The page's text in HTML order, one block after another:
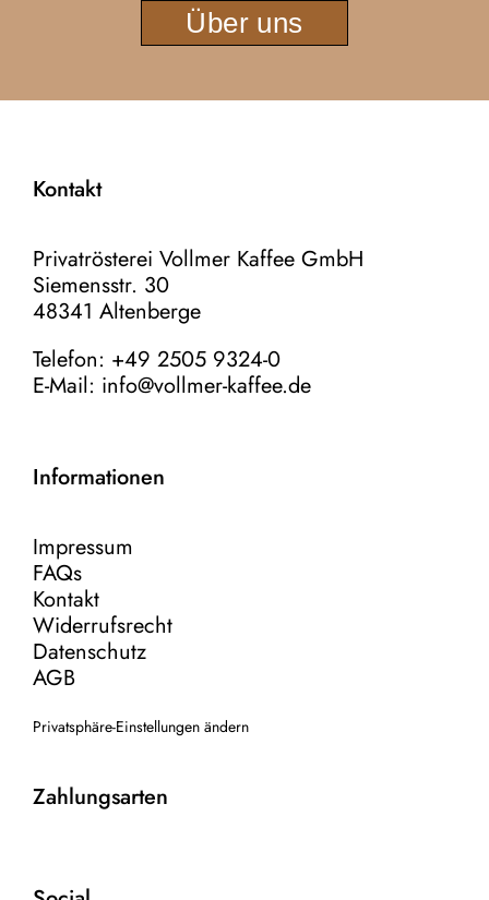
Über uns
Kontakt
Privatrösterei Vollmer Kaffee GmbH
Siemensstr. 30
48341 Altenberge
Telefon: +49 2505 9324-0
E-Mail: info@vollmer-kaffee.de
Informationen
Impressum
FAQs
Kontakt
Widerrufsrecht
Datenschutz
AGB
Privatsphäre-Einstellungen ändern
Zahlungsarten